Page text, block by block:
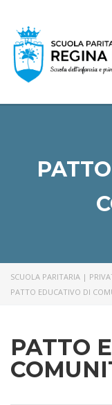
SCUOLA PARITARIA |
PATTO EDUCATIVO DI
PATTO